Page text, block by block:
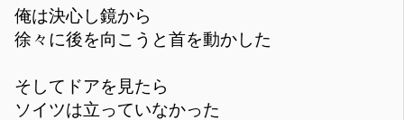
俺は決心し鏡から
徐々に後を向こうと首を動かした
そしてドアを見たら
ソイツは立っていなかった